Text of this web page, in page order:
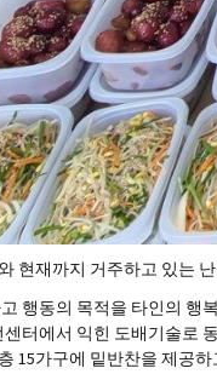
현재까지 거주하고 있는
행동의 목적을 타인의 행
터에서 익힌 도배기술로
15가구에 밑반찬을 제공